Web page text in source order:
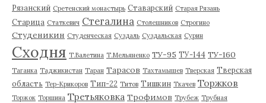
Рязанский Сретенский монастырь Ставарский Старая Рязань
Старица Статкевич Стегалина Столешников Строгино
Студеникин Студенческая Суздаль Суздальская Сурин
Сходня Т.Валетина Т.Мельяненко ТУ-95 ТУ-144 ТУ-160
Таганка Таджикистан Таран Тарасов Тахтамышев Тверская Тверская
область Тер-Крикоров Тип-22 Титов Тишкин Ткачев Торжков
Торжок Торшина Третьяковка Трофимов Трубеж Трубная